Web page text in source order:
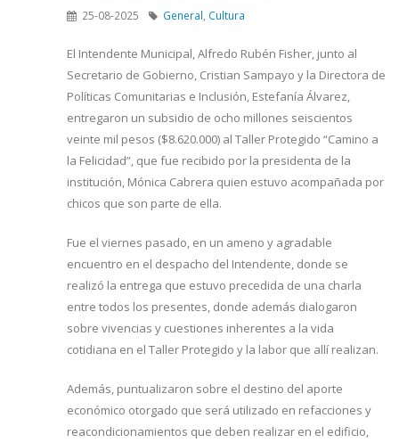
25-08-2025 General Cultura
El Intendente Municipal, Alfredo Rubén Fisher, junto al
Secretario de Gobierno, Cristian Sampayo y la Directora de
Políticas Comunitarias e Inclusión, Estefanía Álvarez,
entregaron un subsidio de ocho millones seiscientos
veinte mil pesos ($8.620.000) al Taller Protegido “Camino a
la Felicidad”, que fue recibido por la presidenta de la
institución, Mónica Cabrera quien estuvo acompañada por
chicos que son parte de ella.
Fue el viernes pasado, en un ameno y agradable
encuentro en el despacho del Intendente, donde se
realizó la entrega que estuvo precedida de una charla
entre todos los presentes, donde además dialogaron
sobre vivencias y cuestiones inherentes a la vida
cotidiana en el Taller Protegido y la labor que allí realizan.
Además, puntualizaron sobre el destino del aporte
económico otorgado que será utilizado en refacciones y
reacondicionamientos que deben realizar en el edificio,